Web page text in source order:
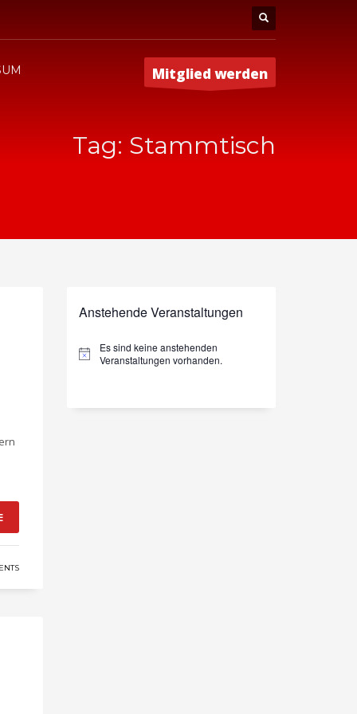
Mitglied werden
Tag: Stammtisch
Anstehende Veranstaltungen
Hinweis
Es sind keine anstehenden
Veranstaltungen vorhanden.